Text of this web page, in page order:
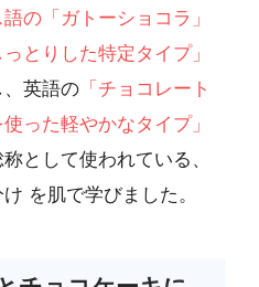
の「ガトーショコラ」
とりした特定タイプ」
、英語の 「チョコレート
った軽やかなタイプ」
として使われている、
を肌で学びました。